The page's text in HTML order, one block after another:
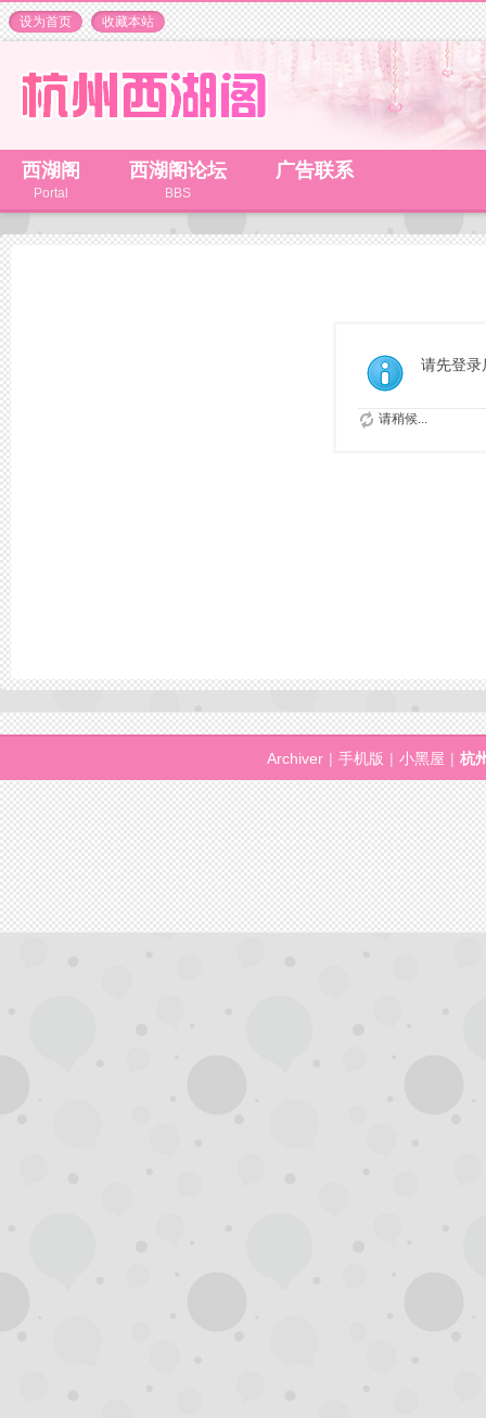
设为首页 收藏本站
西湖阁
Portal
西湖阁论坛
BBS
广告联系
请先登录
请稍候...
Archiver | 手机版 | 小黑屋 | 杭